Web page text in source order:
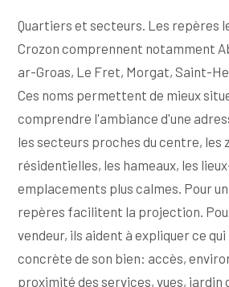
Quartiers et secteurs. Les repères
Crozon comprennent notamment
ar-Groas, Le Fret, Morgat, Saint-
Ces noms permettent de mieux
comprendre l'ambiance d'une
les secteurs proches du centre, les
résidentielles, les hameaux, les
emplacements plus calmes. Pour
repères facilitent la projection.
vendeur, ils aident à expliquer ce
concrète de son bien: accès,
proximité des services, vues, jardin